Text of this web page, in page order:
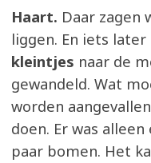
Haart. Daar zagen
liggen. En iets
kleintjes naar de
gewandeld. Wat
worden
doen. Er was
paar bomen. Het